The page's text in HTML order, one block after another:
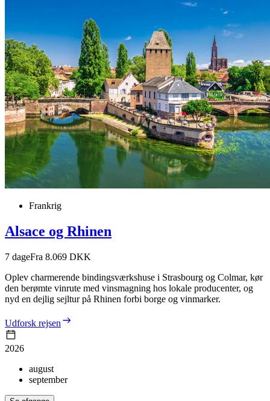
Frankrig
Alsace og Rhinen
7 dageFra 8.069 DKK
Oplev charmerende bindingsværkshuse i Strasbourg og Colmar, kør
den berømte vinrute med vinsmagning hos lokale producenter, og
nyd en dejlig sejltur på Rhinen forbi borge og vinmarker.
Udforsk rejsen
2026
august
september